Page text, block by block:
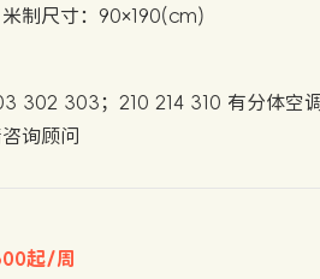
米制尺寸：90×190(cm)
302 303；210 214 310 有分体空
询顾问
起/周